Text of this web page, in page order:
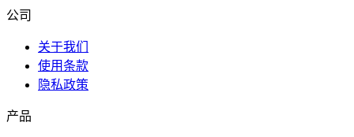
公司
关于我们
使用条款
隐私政策
产品